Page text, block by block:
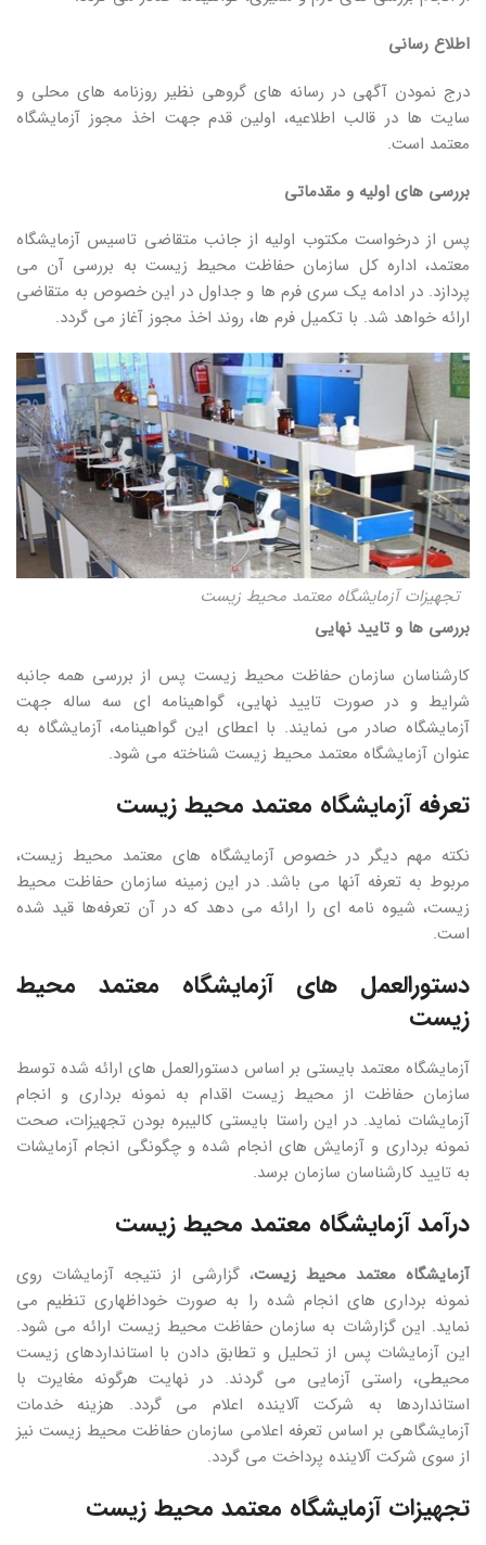
اطلاع رسانی
درج نمودن آگهی در رسانه های گروهی نظیر روزنامه های محلی و
سایت ها در قالب اطلاعیه، اولین قدم جهت اخذ مجوز آزمایشگاه
معتمد است.
بررسی های اولیه و مقدماتی
پس از درخواست مکتوب اولیه از جانب متقاضی تاسیس آزمایشگاه
معتمد، اداره کل سازمان حفاظت محیط زیست به بررسی آن می
پردازد. در ادامه یک سری فرم ها و جداول در این خصوص به متقاضی
ارائه خواهد شد. با تکمیل فرم ها، روند اخذ مجوز آغاز می گردد.
تجهیزات آزمایشگاه معتمد محیط زیست
بررسی ها و تایید نهایی
کارشناسان سازمان حفاظت محیط زیست پس از بررسی همه جانبه
شرایط و در صورت تایید نهایی، گواهینامه ای سه ساله جهت
آزمایشگاه صادر می نمایند. با اعطای این گواهینامه، آزمایشگاه به
عنوان آزمایشگاه معتمد محیط زیست شناخته می شود.
تعرفه آزمایشگاه معتمد محیط زیست
نکته مهم دیگر در خصوص آزمایشگاه های معتمد محیط زیست،
مربوط به تعرفه آنها می باشد. در این زمینه سازمان حفاظت محیط
زیست، شیوه نامه ای را ارائه می دهد که در آن تعرفه‌ها قید شده
است.
دستورالعمل های آزمایشگاه معتمد محیط
زیست
آزمایشگاه معتمد بایستی بر اساس دستورالعمل های ارائه شده توسط
سازمان حفاظت از محیط زیست اقدام به نمونه برداری و انجام
آزمایشات نماید. در این راستا بایستی کالیبره بودن تجهیزات، صحت
نمونه برداری و آزمایش های انجام شده و چگونگی انجام آزمایشات
به تایید کارشناسان سازمان برسد.
درآمد آزمایشگاه معتمد محیط زیست
آزمایشگاه معتمد محیط زیست، گزارشی از نتیجه آزمایشات روی
نمونه برداری های انجام شده را به صورت خوداظهاری تنظیم می
نماید. این گزارشات به سازمان حفاظت محیط زیست ارائه می شود.
این آزمایشات پس از تحلیل و تطابق دادن با استانداردهای زیست
محیطی، راستی آزمایی می گردند. در نهایت هرگونه مغایرت با
استانداردها به شرکت آلاینده اعلام می گردد. هزینه خدمات
آزمایشگاهی بر اساس تعرفه اعلامی سازمان حفاظت محیط زیست نیز
از سوی شرکت آلاینده پرداخت می گردد.
تجهیزات آزمایشگاه معتمد محیط زیست